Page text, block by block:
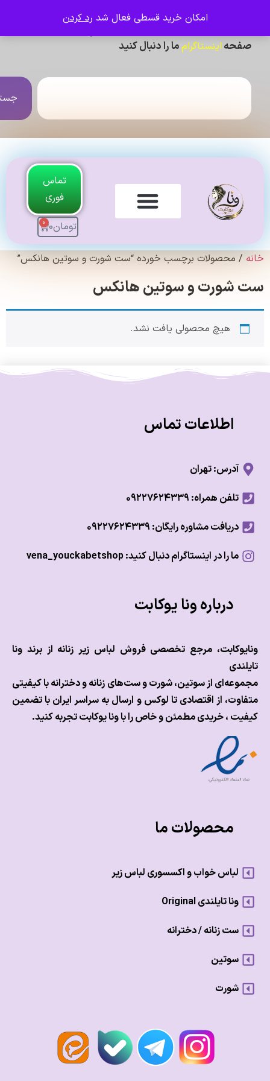
امکان خرید قسطی فعال شدرد کردن
اینستاگرامما را دنبال کنید
جستجو
تماس
فوری
0
برچسب خورده “ست شورت و سوتین هانکس”
و سوتین هانکس
هیچ محصولی یافت نشد.
اطلاعات تماس
آدرس: تهران
تلفن همراه: ۰۹۲۲۷۶۲۴۳۳۹
دریافت مشاوره رایگان: ۰۹۲۲۷۶۲۴۳۳۹
ما را در اینستاگرام دنبال کنید: vena_youckabetshop
درباره ونا یوکابت
مرجع تخصصی فروش لباس زیر زنانه از برند ونا
از سوتین، شورت و ست‌های زنانه و دخترانه با کیفیتی
از اقتصادی تا لوکس وارسال به سراسر ایران با تضمین
، خریدی مطمئن و خاص را با ونا یوکابت تجربه کنید.
محصولات ما
لباس خواب و اکسسوری لباس زیر
ونا تایلندی Original
ست زنانه / دخترانه
سوتین
شورت